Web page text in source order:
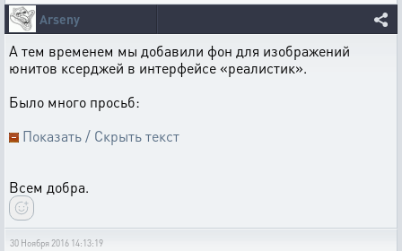
Arseny
А тем временем мы добавили фон для изображений
юнитов ксерджей в интерфейсе «реалистик».
Было много просьб:
Показать / Скрыть текст
Всем добра.
30 Ноября 2016 14:13:19